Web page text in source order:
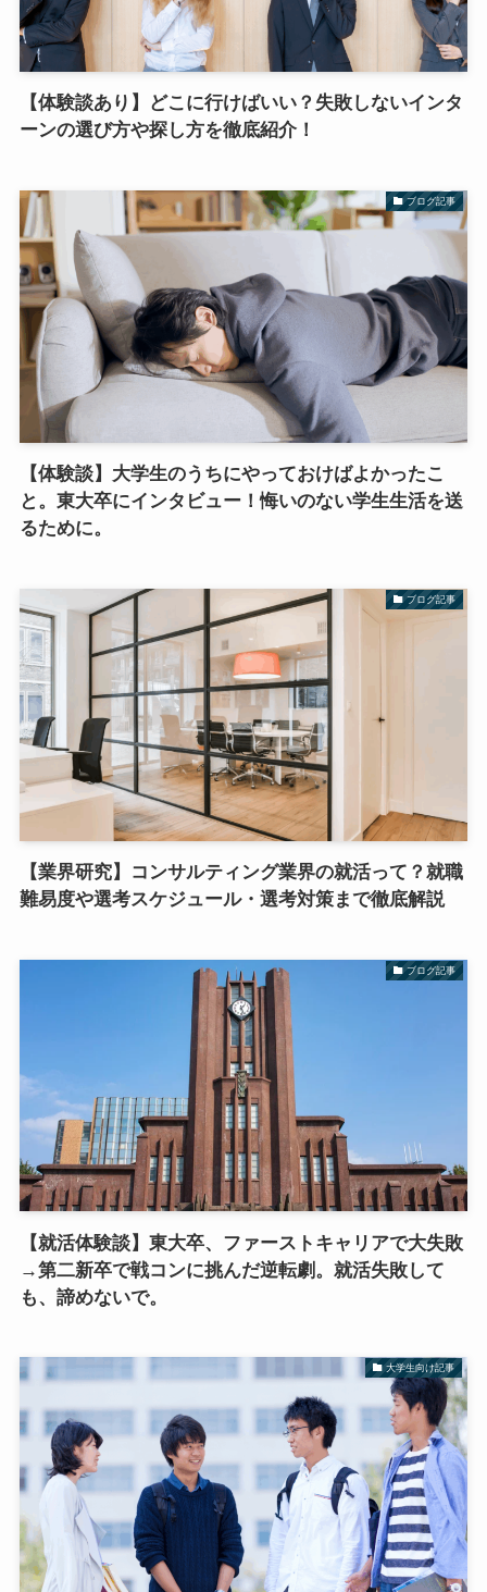
【体験談あり】どこに行けばいい？失敗しないインタ
ーンの選び方や探し方を徹底紹介！
ブログ記事
【体験談】大学生のうちにやっておけばよかったこ
と。東大卒にインタビュー！悔いのない学生生活を送
るために。
ブログ記事
【業界研究】コンサルティング業界の就活って？就職
難易度や選考スケジュール・選考対策まで徹底解説
ブログ記事
【就活体験談】東大卒、ファーストキャリアで大失敗
→第二新卒で戦コンに挑んだ逆転劇。就活失敗して
も、諦めないで。
大学生向け記事